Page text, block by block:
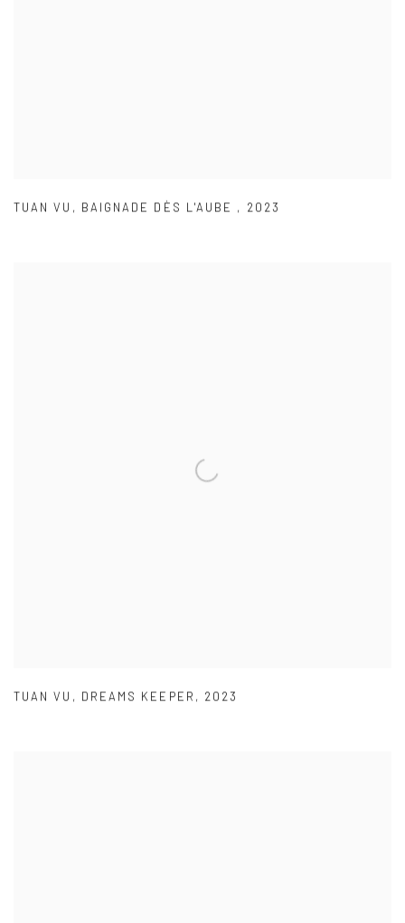
TUAN VU , BAIGNADE DÈS L'AUBE , 2023
TUAN VU , DREAMS KEEPER , 2023